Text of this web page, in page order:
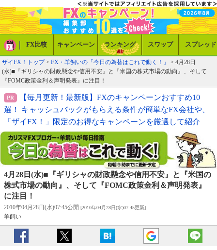
FX比較 キャンペーン ランキング スワップ スプレッド
ザイFX！トップ> FX・羊飼いの「今日の為替はこれで動く！」
> 4月28日
(水)■『ギリシャの財政懸念や信用不安』と『米国の株式市場の動向』、そして
『FOMC政策金利＆声明発表』に注目！
【毎月更新！最新版】FXのキャンペーンおすすめ10
選！ キャッシュバックがもらえる条件が簡単なFX会社や、
「ザイFX！」限定のお得なキャンペーンを厳選して紹介
4月28日(水)■『ギリシャの財政懸念や信用不安』と『米国の
株式市場の動向』、そして『FOMC政策金利＆声明発表』
に注目！
2010年04月28日(水)07:45公開 [2010年04月28日(水)07:45更新]
羊飼い